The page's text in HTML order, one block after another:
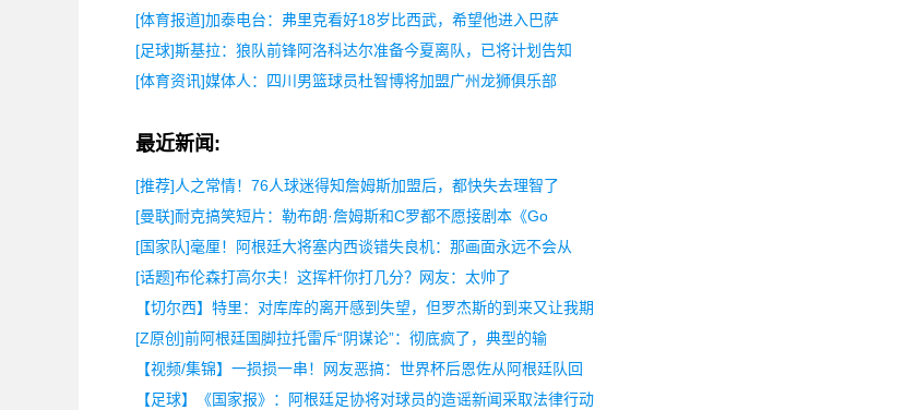
[体育报道]加泰电台：弗里克看好18岁比西武，希望他进入巴萨
[足球]斯基拉：狼队前锋阿洛科达尔准备今夏离队，已将计划告知
[体育资讯]媒体人：四川男篮球员杜智博将加盟广州龙狮俱乐部
最近新闻:
[推荐]人之常情！76人球迷得知詹姆斯加盟后，都快失去理智了
[曼联]耐克搞笑短片：勒布朗·詹姆斯和C罗都不愿接剧本《Go
[国家队]毫厘！阿根廷大将塞内西谈错失良机：那画面永远不会从
[话题]布伦森打高尔夫！这挥杆你打几分？网友：太帅了
【切尔西】特里：对库库的离开感到失望，但罗杰斯的到来又让我期
[Z原创]前阿根廷国脚拉托雷斥“阴谋论”：彻底疯了，典型的输
【视频/集锦】一损损一串！网友恶搞：世界杯后恩佐从阿根廷队回
【足球】《国家报》：阿根廷足协将对球员的造谣新闻采取法律行动